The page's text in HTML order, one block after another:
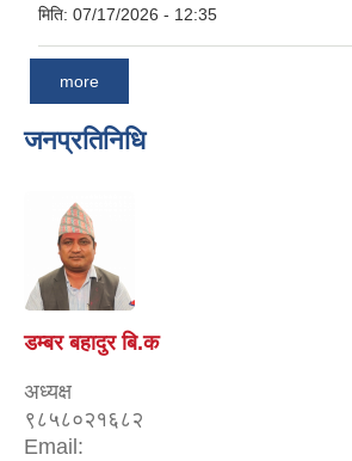
मिति: 07/17/2026 - 12:35
more
जनप्रतिनिधि
डम्बर बहादुर बि.क
अध्यक्ष
९८५८०२१६८२
Email: